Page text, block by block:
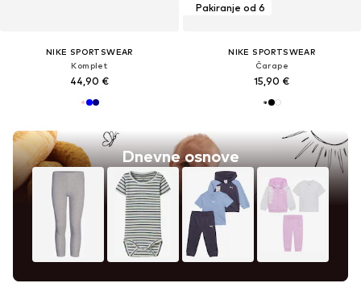
NIKE SPORTSWEAR
Komplet
44,90 €
Dnevne osnove
Pakiranje od 6
NIKE SPORTSWEAR
Čarape
15,90 €